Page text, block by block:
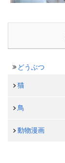
どうぶつ
猫
鳥
動物漫画